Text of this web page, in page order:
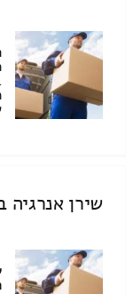
שירן אנרגיה